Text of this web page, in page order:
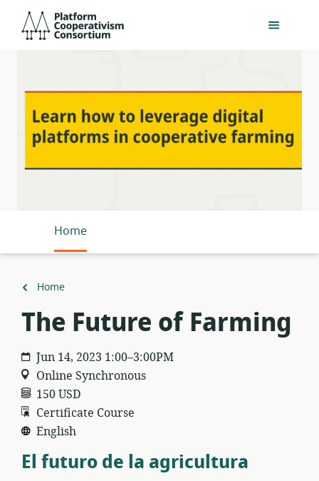
main
Consortium
Home
Back
Home
The Future of Farming
Jun 14, 2023 1:00–3:00PM
Online Synchronous
150 USD
Certificate Course
English
El futuro de la agricultura